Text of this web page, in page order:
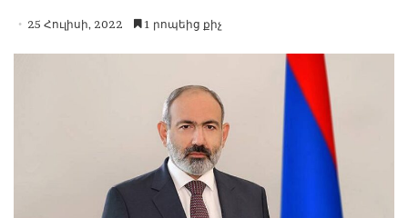
25 Հուլիսի, 2022 1 րոպեից քիչ